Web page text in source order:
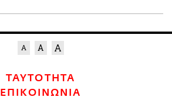
ΤΑΥΤΟΤΗΤΑ
ΕΠΙΚΟΙΝΩΝΙΑ